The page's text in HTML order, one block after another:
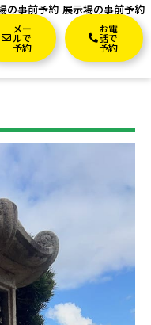
の事前予約
メー
ルで
予約
展示場の事前予約
お電
話で
予約